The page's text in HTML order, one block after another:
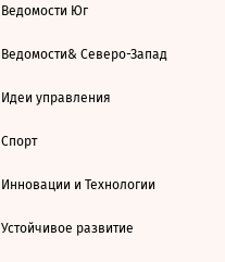
Ведомости Юг
Ведомости& Северо-Запад
Идеи управления
Спорт
Инновации и Технологии
Устойчивое развитие